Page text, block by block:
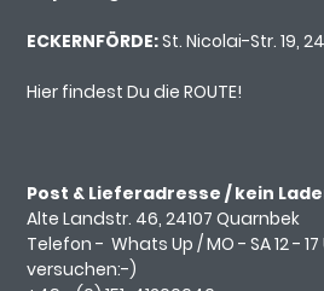
ECKERNFÖRDE:St. Nicolai-Str. 19,
Hier findest Du die ROUTE!
Post & Lieferadresse / kein
Alte Landstr. 46, 24107 Quarnbek
Telefon -Whats Up / MO - SA 12 -
versuchen:-)